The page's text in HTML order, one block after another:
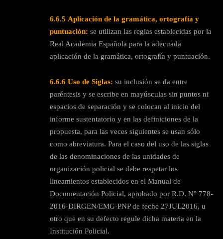
6.6.5 Aplicación de la gramática, ortografía y
puntuación: se utilizan las reglas establecidas por la
Real Academia Española para la adecuada
aplicación de la gramática, ortografía y puntuación.
6.6.6 Uso de Siglas: su inclusión se da entre
paréntesis y se escribe en mayúsculas sin puntos ni
espacios de separación y se colocan al inicio del
informe sustentatorio y en las definiciones de la
propuesta, para las veces siguientes se usan sólo
como abreviatura. Para el caso del uso de las siglas
de las denominaciones de las unidades de
organización policial se debe respetar los
lineamientos establecidos en el Manual de
Documentación Policial, aprobado por R.D. N° 778-
2016-DIRGEN/EMG-PNP de feche 27JUL2016, u
otro que en su defecto regule dicha materia en la
Institución Policial.